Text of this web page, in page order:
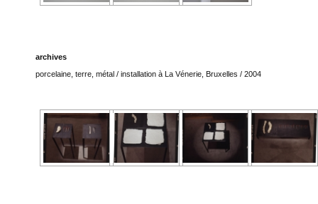
archives
porcelaine, terre, métal / installation à La Vénerie, Bruxelles / 2004